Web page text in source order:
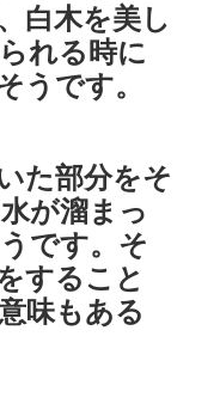
白木を美し
れる時に
うです。
た部分をそ
が溜まっ
です。そ
すること
味もある